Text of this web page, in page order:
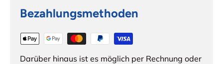
Bezahlungsmethoden
Darüber hinaus ist es möglich per Rechnung oder